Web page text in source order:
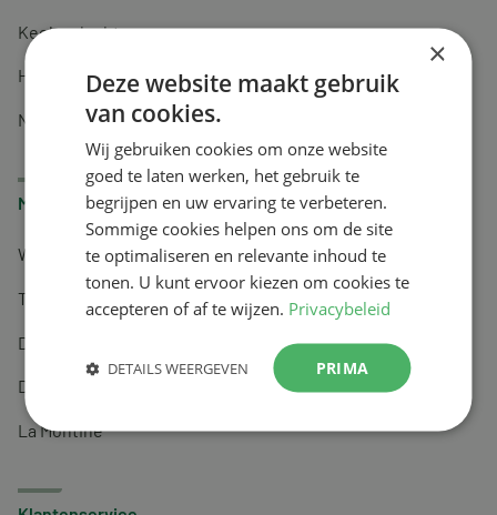
Keel en luchtwegen
Huidverzorging
Nachtrust
Merken
Wapiti
Tai-Ginseng
Dermagíq
Draisma
La Montine
×
Deze website maakt gebruik
van cookies.
Wij gebruiken cookies om onze website
goed te laten werken, het gebruik te
begrijpen en uw ervaring te verbeteren.
Sommige cookies helpen ons om de site
te optimaliseren en relevante inhoud te
tonen. U kunt ervoor kiezen om cookies te
accepteren of af te wijzen. Privacybeleid
PRIMA
DETAILS WEERGEVEN